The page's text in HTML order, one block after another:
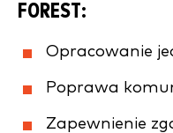
FOREST:
Opracowanie
Poprawa
Zapewnienie